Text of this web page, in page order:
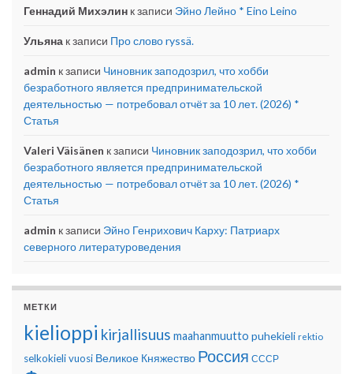
Геннадий Михэлин к записи Эйно Лейно * Eino Leino
Ульяна к записи Про слово ryssä.
admin к записи Чиновник заподозрил, что хобби
безработного является предпринимательской
деятельностью — потребовал отчёт за 10 лет. (2026) *
Статья
Valeri Väisänen к записи Чиновник заподозрил, что хобби
безработного является предпринимательской
деятельностью — потребовал отчёт за 10 лет. (2026) *
Статья
admin к записи Эйно Генрихович Карху: Патриарх
северного литературоведения
МЕТКИ
kielioppi kirjallisuus maahanmuutto puhekieli rektio
selkokielivuosi Великое Княжество Россия СССР